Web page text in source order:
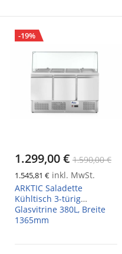
-19%
1.299,00 € 1.590,00 €
1.545,81 € inkl. MwSt.
ARKTIC Saladette
Kühltisch 3-türig
Glasvitrine 380L, Breite
1365mm